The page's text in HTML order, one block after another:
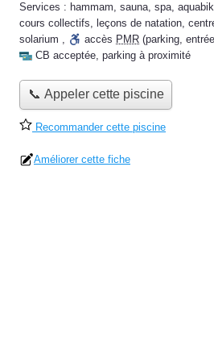
Services : hammam, sauna, spa,
cours collectifs, leçons de natation,
solarium , accès PMR (parking,
CB acceptée, parking à proximité
📞 Appeler cette piscine
Recommander cette piscine
Améliorer cette fiche